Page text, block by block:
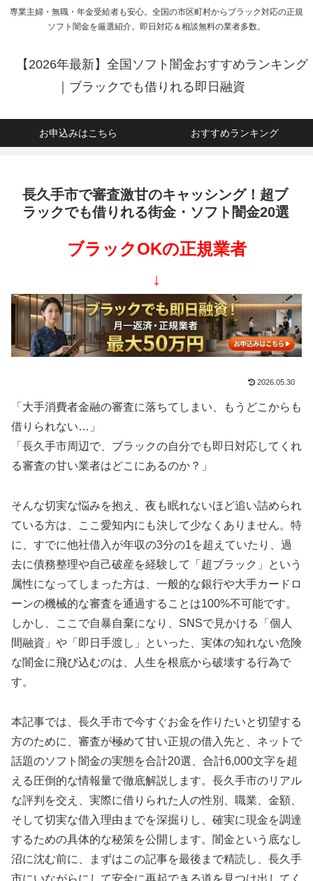
専業主婦・無職・年金受給者も安心。全国の市区町村からブラック対応の正規
ソフト闇金を厳選紹介。即日対応＆相談無料の業者多数。
【2026年最新】全国ソフト闇金おすすめランキング
｜ブラックでも借りれる即日融資
お申込みはこちら おすすめランキング
長久手市で審査激甘のキャッシング！超ブ
ラックでも借りれる街金・ソフト闇金20選
ブラックOKの正規業者
↓
2026.05.30
「大手消費者金融の審査に落ちてしまい、もうどこからも
借りられない…」
「長久手市周辺で、ブラックの自分でも即日対応してくれ
る審査の甘い業者はどこにあるのか？」
そんな切実な悩みを抱え、夜も眠れないほど追い詰められ
ている方は、ここ愛知内にも決して少なくありません。特
に、すでに他社借入が年収の3分の1を超えていたり、過
去に債務整理や自己破産を経験して「超ブラック」という
属性になってしまった方は、一般的な銀行や大手カードロ
ーンの機械的な審査を通過することは100%不可能です。
しかし、ここで自暴自棄になり、SNSで見かける「個人
間融資」や「即日手渡し」といった、実体の知れない危険
な闇金に飛び込むのは、人生を根底から破壊する行為で
す。
本記事では、長久手市で今すぐお金を作りたいと切望する
方のために、審査が極めて甘い正規の借入先と、ネットで
話題のソフト闇金の実態を合計20選、合計6,000文字を超
える圧倒的な情報量で徹底解説します。長久手市のリアル
な評判を交え、実際に借りられた人の性別、職業、金額、
そして切実な借入理由までを深掘りし、確実に現金を調達
するための具体的な秘策を公開します。闇金という底なし
沼に沈む前に、まずはこの記事を最後まで精読し、長久手
市にいながらにして安全に再起できる道を見つけ出してく